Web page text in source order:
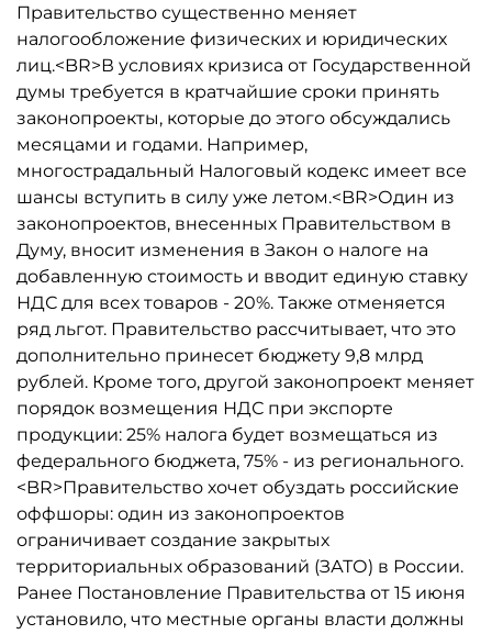
Правительство существенно меняет
налогообложение физических и юридических
лиц.<BR>В условиях кризиса от Государственной
думы требуется в кратчайшие сроки принять
законопроекты, которые до этого обсуждались
месяцами и годами. Например,
многострадальный Налоговый кодекс имеет все
шансы вступить в силу уже летом.<BR>Один из
законопроектов, внесенных Правительством в
Думу, вносит изменения в Закон о налоге на
добавленную стоимость и вводит единую ставку
НДС для всех товаров - 20%. Также отменяется
ряд льгот. Правительство рассчитывает, что это
дополнительно принесет бюджету 9,8 млрд
рублей. Кроме того, другой законопроект меняет
порядок возмещения НДС при экспорте
продукции: 25% налога будет возмещаться из
федерального бюджета, 75% - из регионального.
<BR>Правительство хочет обуздать российские
оффшоры: один из законопроектов
ограничивает создание закрытых
территориальных образований (ЗАТО) в России.
Ранее Постановление Правительства от 15 июня
установило, что местные органы власти должны